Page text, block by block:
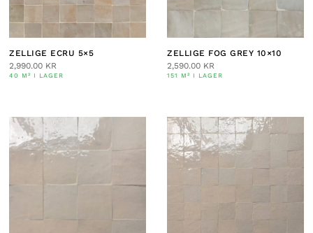
ZELLIGE ECRU 5×5
2,990.00 KR
40 M² I LAGER
ZELLIGE FOG GREY 10×10
2,590.00 KR
151 M² I LAGER